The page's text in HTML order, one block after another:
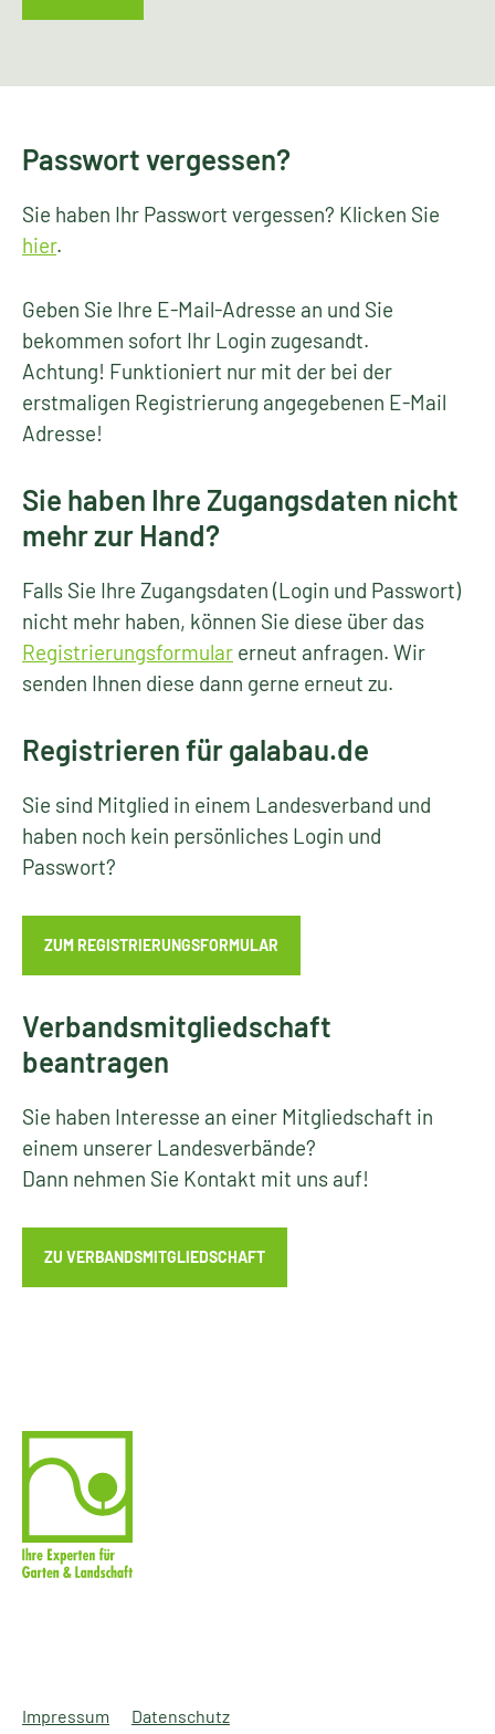
Passwort vergessen?
Sie haben Ihr Passwort vergessen? Klicken Sie
hier.
Geben Sie Ihre E-Mail-Adresse an und Sie
bekommen sofort Ihr Login zugesandt.
Achtung! Funktioniert nur mit der bei der
erstmaligen Registrierung angegebenen E-Mail
Adresse!
Sie haben Ihre Zugangsdaten nicht
mehr zur Hand?
Falls Sie Ihre Zugangsdaten (Login und Passwort)
nicht mehr haben, können Sie diese über das
Registrierungsformular erneut anfragen. Wir
senden Ihnen diese dann gerne erneut zu.
Registrieren für galabau.de
Sie sind Mitglied in einem Landesverband und
haben noch kein persönliches Login und
Passwort?
ZUM REGISTRIERUNGSFORMULAR
Verbandsmitgliedschaft
beantragen
Sie haben Interesse an einer Mitgliedschaft in
einem unserer Landesverbände?
Dann nehmen Sie Kontakt mit uns auf!
ZU VERBANDSMITGLIEDSCHAFT
Impressum Datenschutz